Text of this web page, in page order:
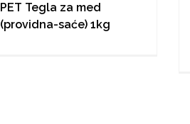
PET Tegla za med
(providna-saće) 1kg